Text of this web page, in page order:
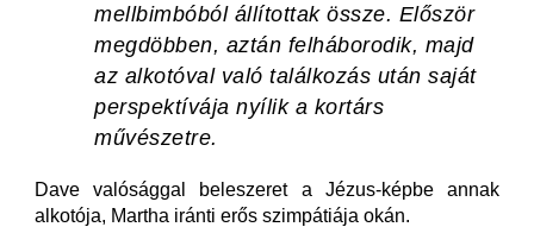
mellbimbóból állítottak össze. Először
megdöbben, aztán felháborodik, majd
az alkotóval való találkozás után saját
perspektívája nyílik a kortárs
művészetre.
Dave valósággal beleszeret a Jézus-képbe annak
alkotója, Martha iránti erős szimpátiája okán.